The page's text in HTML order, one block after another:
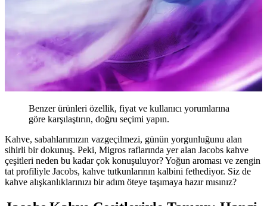
Benzer ürünleri özellik, fiyat ve kullanıcı yorumlarına
göre karşılaştırın, doğru seçimi yapın.
Kahve, sabahlarımızın vazgeçilmezi, günün yorgunluğunu alan
sihirli bir dokunuş. Peki, Migros raflarında yer alan Jacobs kahve
çeşitleri neden bu kadar çok konuşuluyor? Yoğun aroması ve zengin
tat profiliyle Jacobs, kahve tutkunlarının kalbini fethediyor. Siz de
kahve alışkanlıklarınızı bir adım öteye taşımaya hazır mısınız?